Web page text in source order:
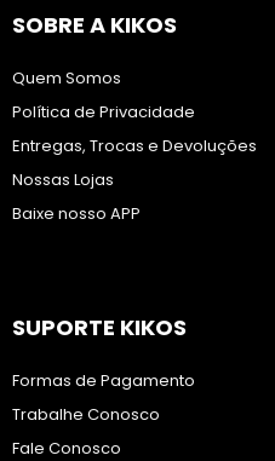
SOBRE A KIKOS
Quem Somos
Política de Privacidade
Entregas, Trocas e Devoluções
Nossas Lojas
Baixe nosso APP
SUPORTE KIKOS
Formas de Pagamento
Trabalhe Conosco
Fale Conosco